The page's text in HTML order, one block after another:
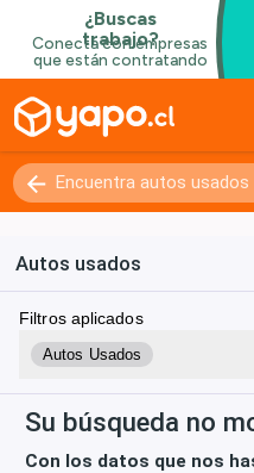
Autos usados
Filtros aplicados
Autos Usados
Su búsqueda no
Con los datos que nos
Kilómetros 0 - 250000+